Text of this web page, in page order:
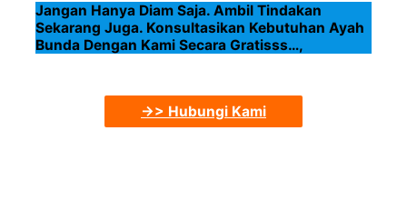
Jangan Hanya Diam Saja. Ambil Tindakan
Sekarang Juga. Konsultasikan Kebutuhan Ayah
Bunda Dengan Kami Secara Gratisss…,
->> Hubungi Kami